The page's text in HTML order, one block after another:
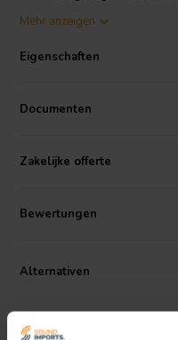
Winkel von 180°
Belüftetes Polstück
Kompression
Hohes Verhältnis von
reduzierte
SB Acoustics Satori MR13P-
Mitteltöner
Der MR13P-4 ist auf einem
Rahmen aufgebaut, der eine
besseren Kühlung aufweist —
Schwingspulenbelüftung und
Durchmesser. Die Spider-
Mehr anzeigen
Eigenschaften
Documenten
Zakelijke offerte
Bewertungen
Alternativen